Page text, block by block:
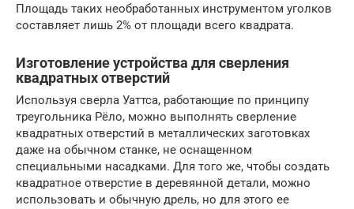
Площадь таких необработанных инструментом уголков
составляет лишь 2% от площади всего квадрата.
Изготовление устройства для сверления
квадратных отверстий
Используя сверла Уаттса, работающие по принципу
треугольника Рёло, можно выполнять сверление
квадратных отверстий в металлических заготовках
даже на обычном станке, не оснащенном
специальными насадками. Для того же, чтобы создать
квадратное отверстие в деревянной детали, можно
использовать и обычную дрель, но для этого ее